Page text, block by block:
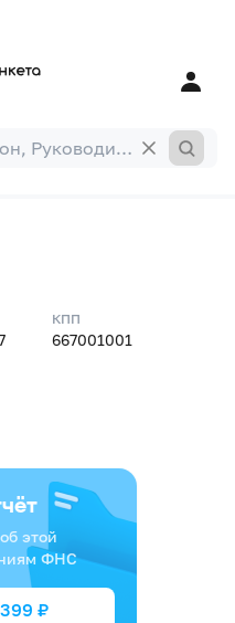
КПП
667001001
этой
ФНС
399 ₽